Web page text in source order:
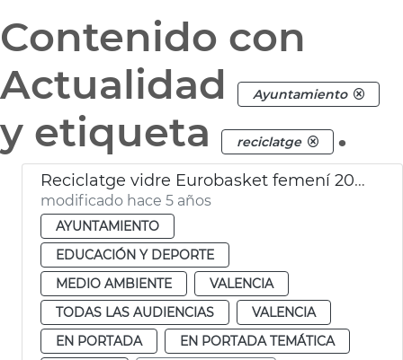
Contenido con
Actualidad
Ayuntamiento
y etiqueta reciclatge .
Reciclatge vidre Eurobasket femení 2021
modificado hace 5 años
AYUNTAMIENTO
EDUCACIÓN Y DEPORTE
MEDIO AMBIENTE
VALENCIA
TODAS LAS AUDIENCIAS
VALENCIA
EN PORTADA
EN PORTADA TEMÁTICA